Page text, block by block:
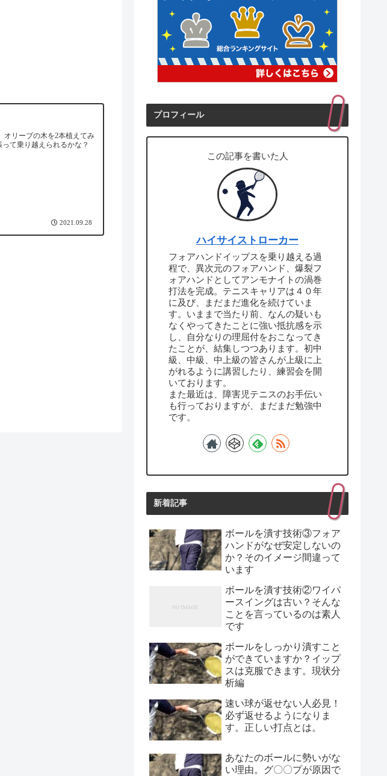
オリーブの木を2本植えてみ
て乗り越えられるかな？
2021.09.28
プロフィール
この記事を書いた人
ハイサイストローカー
フォアハンドイップスを乗り越える過
程で、異次元のフォアハンド、爆裂フ
ォアハンドとしてアンモナイトの渦巻
打法を完成。テニスキャリアは４０年
に及び、まだまだ進化を続けていま
す。いままで当たり前、なんの疑いも
なくやってきたことに強い抵抗感を示
し、自分なりの理屈付をおこなってき
たことが、結集しつつあります。初中
級、中級、中上級の皆さんが上級に上
がれるように講習したり、練習会を開
いております。
また最近は、障害児テニスのお手伝い
も行っておりますが、まだまだ勉強中
です。
新着記事
ボールを潰す技術③フォア
ハンドがなぜ安定しないの
か？そのイメージ間違って
います
ボールを潰す技術②ワイパ
ースイングは古い？そんな
ことを言っているのは素人
です
ボールをしっかり潰すこと
ができていますか？イップ
スは克服できます。現状分
析編
速い球が返せない人必見！
必ず返せるようになりま
す。正しい打点とは。
あなたのボールに勢いがな
い理由。グ〇〇プが原因で